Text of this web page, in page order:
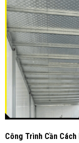
Công Trình Cần Cách